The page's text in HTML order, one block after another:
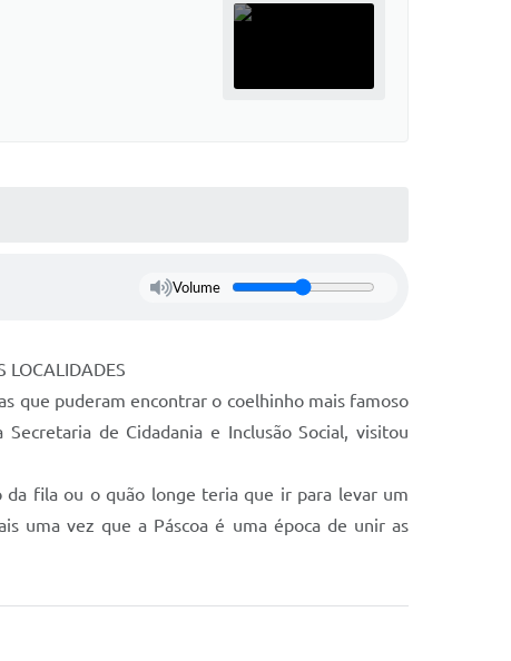
Volume
LOCALIDADES
que puderam encontrar o coelhinho mais famoso
de Cidadania e Inclusão Social, visitou
da fila ou o quão longe teria que ir para levar um
uma vez que a Páscoa é uma época de unir as